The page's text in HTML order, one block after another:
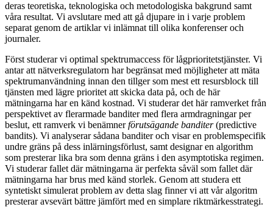
deras teoretiska, teknologiska och metodologiska bakgrund samt
våra resultat. Vi avslutare med att gå djupare in i varje problem
separat genom de artiklar vi inlämnat till olika konferenser och
journaler.
Först studerar vi optimal spektrumaccess för lågprioritetstjänster. Vi
antar att nätverksregulatorn har begränsat med möjligheter att mäta
spektrumanvändning innan den tillger som mest ett resursblock till
tjänsten med lägre prioritet att skicka data på, och de här
mätningarna har en känd kostnad. Vi studerar det här ramverket från
perspektivet av flerarmade banditer med flera armdragningar per
beslut, ett ramverk vi benämnerförutsägande banditer(predictive
bandits). Vi analyserar sådana banditer och visar en problemspecifik
undre gräns på dess inlärningsförlust, samt designar en algorithm
som presterar lika bra som denna gräns i den asymptotiska regimen.
Vi studerar fallet där mätningarna är perfekta såväl som fallet där
mätningarna har brus med känd storlek. Genom att studera ett
syntetiskt simulerat problem av detta slag finner vi att vår algoritm
presterar avsevärt bättre jämfört med en simplare riktmärkesstrategi.